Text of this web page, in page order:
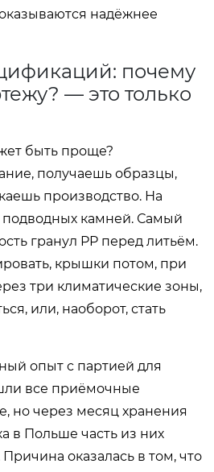
надёжнее
почему
— это только
быть проще?
получаешь образцы,
производство. На
подводных камней. Самый
гранул PP перед литьём.
крышки потом, при
три климатические зоны,
или, наоборот, стать
опыт с партией для
все приёмочные
но через месяц хранения
в Польше часть из них
Причина оказалась в том, что